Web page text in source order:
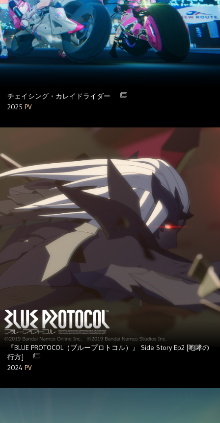
チェイシング・カレイドライダー
2025 PV
『BLUE PROTOCOL（ブループロトコル）』 Side Story Ep2 [咆哮の
行方]
2024 PV